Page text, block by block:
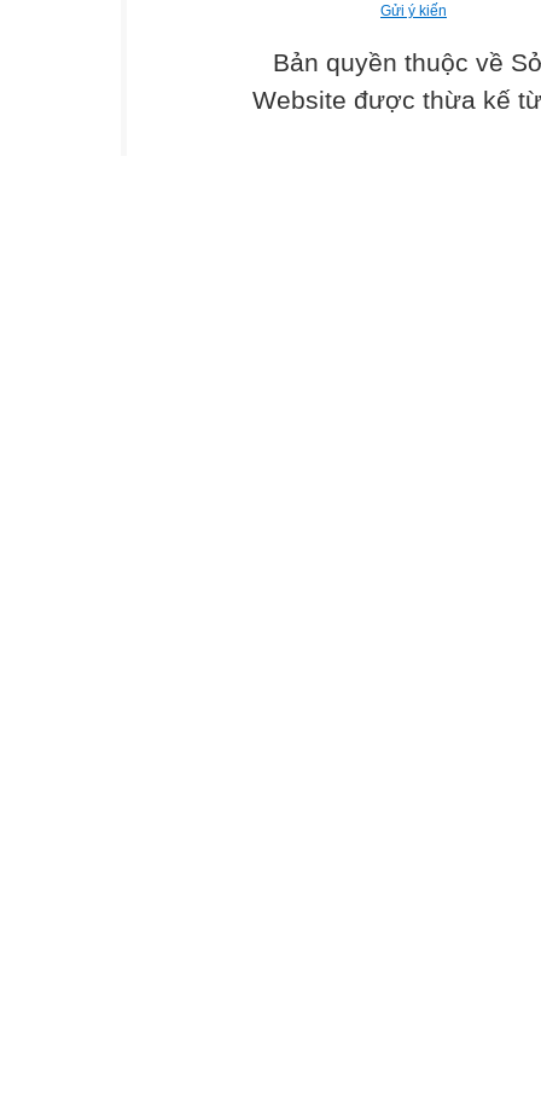
Gửi ý kiến
Bản quyền thuộc về
Website được thừa kế